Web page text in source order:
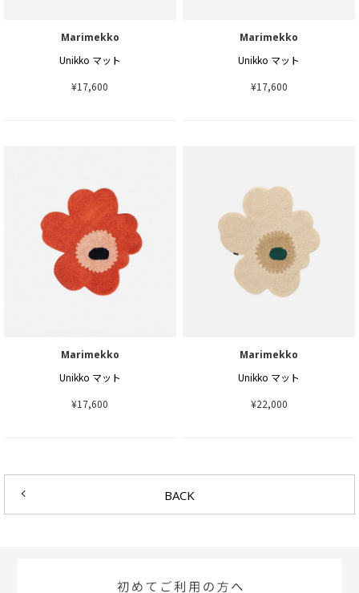
Marimekko
Unikko マット
¥17,600
Marimekko
Unikko マット
¥17,600
Marimekko
Unikko マット
¥17,600
Marimekko
Unikko マット
¥22,000
BACK